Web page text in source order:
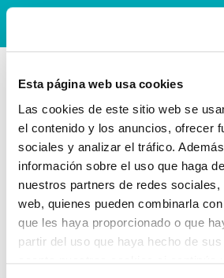
Esta página web usa cookies
Las cookies de este sitio web se
el contenido y los anuncios, ofrecer
sociales y analizar el tráfico.
información sobre el uso que haga
nuestros partners de redes
web, quienes pueden combinarla
que les haya proporcionado o que
partir del uso que haya hecho de